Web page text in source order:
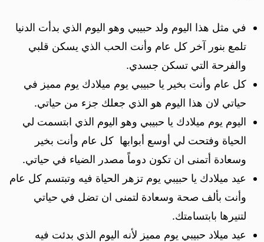
في مثل هذا اليوم ولد حبيبي وهو اليوم الذي بدأت الدنيا
تلمع بنور آخر كل عام وأنت الحب الذي يسكن قلبي
والفرحة التي تسكن جسدي.
كل عام وأنت بخير يا حبيبي يوم ميلادك يوم مميز في
حياتي لان هذا اليوم هو الذي جعلك جزء من حياتي.
اليوم يوم ميلادك يا حبيبي وهو اليوم الذي ابتسمت لي
الحياة وفتحت لي أوسع أبوابها كل عام وأنت بخير
وسعادة أتمنى ان تكون دوماً مصدر الضياء في حياتي.
عيد ميلادك يا حبيبي يوم تزهر الحياة فيه وتبتسم كل عام
وأنت بألف صحة وسعادة لتمنى ان تضل في حياتي
لتنيرها بابتسامتك.
عيد ميلاد حبيبي يوم مميز لأنه اليوم الذي بدئت فيه